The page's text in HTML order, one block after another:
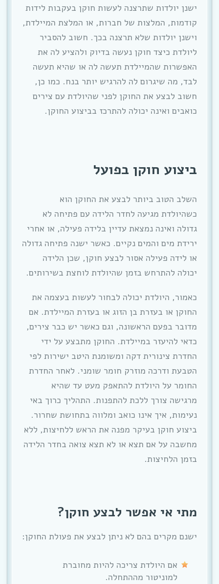
ישנן יולדות שתרצנה לעשות חוקן בעקבות לידות
קודמות, המלצות של חברות, או המלצת המיילדת,
וישנן יולדות שלא תרצנה בכך. חשוב להסביר
ליולדת כיצד חוקן נעשה בדיוק ולהציע לה את
האפשרות שהמיילדת תעשה לה או שהיא תעשה
לבד, מה שיגרום לה להרגיש יותר בנח. כמו כן,
חשוב לבצע את החוקן לפני שהיולדת עם צירים
כואבים ואינה יכולה להתרכז בביצוע החוקן.
ביצוע חוקן בפועל
השלב הטוב ביותר לבצע את החוקן הוא
כשהיולדת מגיעה לחדר הלידה עם פתיחה לא
גדולה ואינה נמצאת עדיין בלידה פעילה, או אחרי
ירידת מים והמים נקיים. כאשר ישנה פתיחה גדולה
או לידה פעילה אסור לבצע חוקן, שכן הלידה
יכולה להתרחש בזמן שהיולדת לוחצת בשירותים.
כאמור, היולדת יכולה לבחור לעשות בעצמה את
החוקן או בעזרת בן הזוג או בעזרת המיילדת. אם
מדובר בפעם הראשונה, וגם כאשר יש כבר צירים,
כדאי להיעזר במיילדת. החוקן מתבצע על ידי
החדרת צינורית דקה ומשומנת היטב ישירות לפי
הטבעת ודרכה מוזרק חומר שומני. לאחר החדרת
החומר על היולדת להתאפק מעט עד שהיא
מרגישה צורך ללכת להתפנות. התהליך כרוך באי
נעימות, איך אינו כואב ומלווה בתחושת שחרור.
ביצוע חוקן בעיקר מפנה את הראש ללחיצות, ללא
מחשבה על אם תצא או לא תצא צואה בחדר הלידה
בזמן הלחיצות.
מתי אי אפשר לבצע חוקן?
ישנם מקרים בהם לא ניתן לבצע את פעולת החוקן:
אם היולדת צריכה להיות מחוברת
למוניטור מההתחלה.